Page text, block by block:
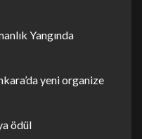
Yangında
yeni organize
ödül